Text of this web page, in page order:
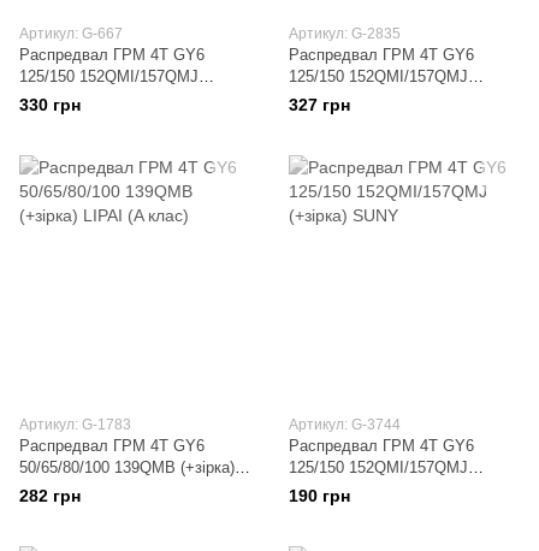
Артикул: G-667
Распредвал ГРМ 4T GY6
125/150 152QMI/157QMJ
(+зірка) JH
330 грн
Артикул: G-2835
Распредвал ГРМ 4T GY6
125/150 152QMI/157QMJ
(+зірка) KOMATCU
327 грн
Артикул: G-1783
Распредвал ГРМ 4T GY6
50/65/80/100 139QMB (+зірка)
LIPAI (A клас)
282 грн
Артикул: G-3744
Распредвал ГРМ 4T GY6
125/150 152QMI/157QMJ
(+зірка) SUNY
190 грн